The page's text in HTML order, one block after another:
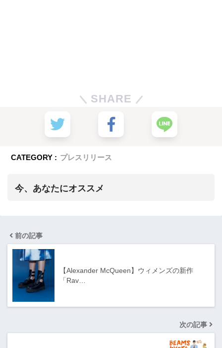
SHARE
CATEGORY : プレスリリース
今、あなたにオススメ
前の記事
【Alexander McQueen】ウィメンズの新作
「Rav…
次の記事